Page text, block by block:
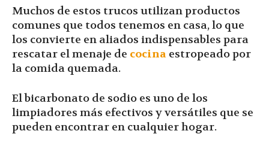
Muchos de estos trucos utilizan productos
comunes que todos tenemos en casa, lo que
los convierte en aliados indispensables para
rescatar el menaje de cocina estropeado por
la comida quemada.
El bicarbonato de sodio es uno de los
limpiadores más efectivos y versátiles que se
pueden encontrar en cualquier hogar.